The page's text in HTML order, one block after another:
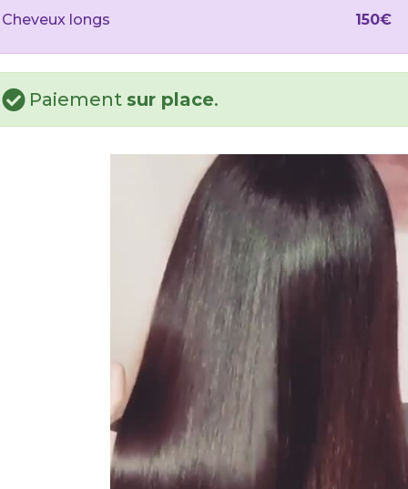
Cheveux longs
150€
Paiement sur place.